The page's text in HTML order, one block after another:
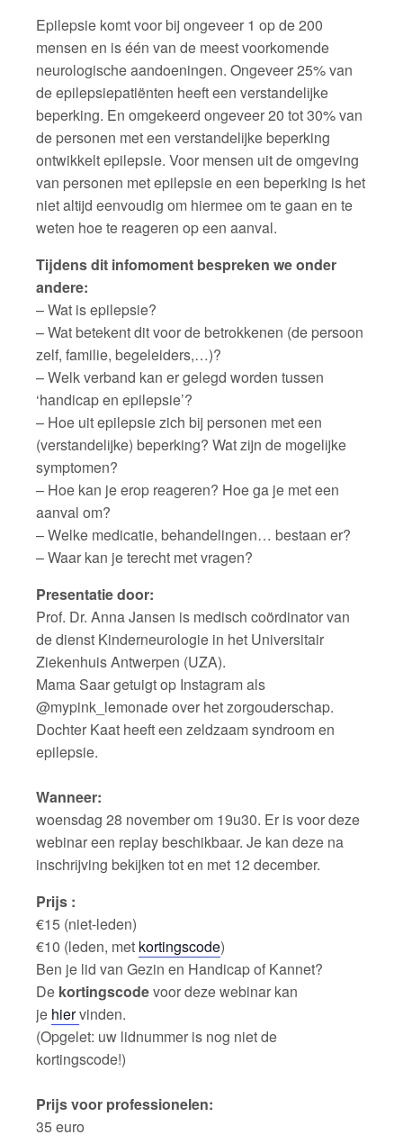
Epilepsie komt voor bij ongeveer 1 op de 200
mensen en is één van de meest voorkomende
neurologische aandoeningen. Ongeveer 25% van
de epilepsiepatiënten heeft een verstandelijke
beperking. En omgekeerd ongeveer 20 tot 30% van
de personen met een verstandelijke beperking
ontwikkelt epilepsie. Voor mensen uit de omgeving
van personen met epilepsie en een beperking is het
niet altijd eenvoudig om hiermee om te gaan en te
weten hoe te reageren op een aanval.
Tijdens dit infomoment bespreken we onder
andere:
– Wat is epilepsie?
– Wat betekent dit voor de betrokkenen (de persoon
zelf, familie, begeleiders,…)?
– Welk verband kan er gelegd worden tussen
‘handicap en epilepsie’?
– Hoe uit epilepsie zich bij personen met een
(verstandelijke) beperking? Wat zijn de mogelijke
symptomen?
– Hoe kan je erop reageren? Hoe ga je met een
aanval om?
– Welke medicatie, behandelingen… bestaan er?
– Waar kan je terecht met vragen?
Presentatie door:
Prof. Dr. Anna Jansen is medisch coördinator van
de dienst Kinderneurologie in het Universitair
Ziekenhuis Antwerpen (UZA).
Mama Saar getuigt op Instagram als
@mypink_lemonade over het zorgouderschap.
Dochter Kaat heeft een zeldzaam syndroom en
epilepsie.
Wanneer:
woensdag 28 november om 19u30. Er is voor deze
webinar een replay beschikbaar. Je kan deze na
inschrijving bekijken tot en met 12 december.
Prijs :
€15 (niet-leden)
€10 (leden, met kortingscode)
Ben je lid van Gezin en Handicap of Kannet?
De kortingscodevoor deze webinar kan
je hiervinden.
(Opgelet: uw lidnummer is nog niet de
kortingscode!)
Prijs voor professionelen:
35 euro